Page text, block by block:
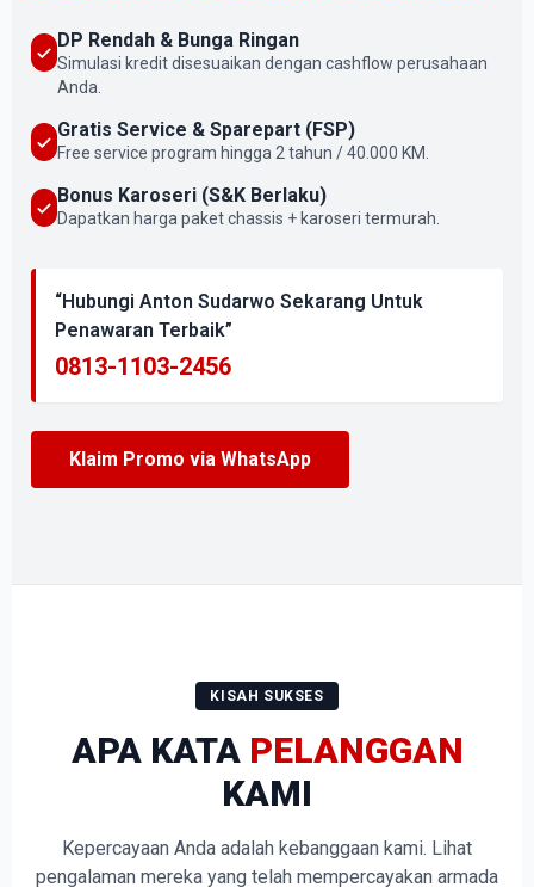
DP Rendah & Bunga Ringan
Simulasi kredit disesuaikan dengan cashflow perusahaan
Anda.
Gratis Service & Sparepart (FSP)
Free service program hingga 2 tahun / 40.000 KM.
Bonus Karoseri (S&K Berlaku)
Dapatkan harga paket chassis + karoseri termurah.
“Hubungi Anton Sudarwo Sekarang Untuk
Penawaran Terbaik”
0813-1103-2456
Klaim Promo via WhatsApp
KISAH SUKSES
APA KATA PELANGGAN
KAMI
Kepercayaan Anda adalah kebanggaan kami. Lihat
pengalaman mereka yang telah mempercayakan armada